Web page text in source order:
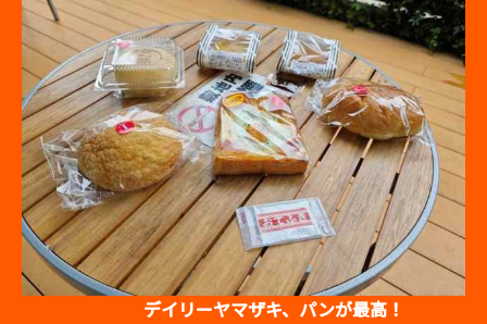
デイリーヤマザキ、パンが最高！